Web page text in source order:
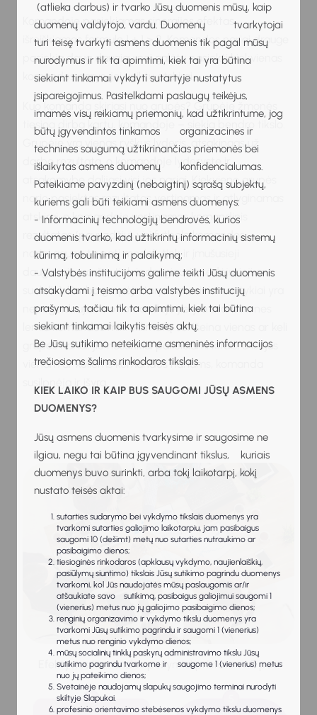
(atlieka darbus) ir tvarko Jūsų duomenis mūsų, kaip
duomenų valdytojo, vardu. Duomenų tvarkytojai
turi teisę tvarkyti asmens duomenis tik pagal mūsų
nurodymus ir tik ta apimtimi, kiek tai yra būtina
siekiant tinkamai vykdyti sutartyje nustatytus
įsipareigojimus. Pasitelkdami paslaugų teikėjus,
imamės visų reikiamų priemonių, kad užtikrintume, jog
būtų įgyvendintos tinkamos organizacines ir
technines saugumą užtikrinančias priemonės bei
išlaikytas asmens duomenų konfidencialumas.
Pateikiame pavyzdinį (nebaigtinį) sąrašą subjektų,
kuriems gali būti teikiami asmens duomenys:
- Informacinių technologijų bendrovės, kurios
duomenis tvarko, kad užtikrintų informacinių sistemų
kūrimą, tobulinimą ir palaikymą;
- Valstybės institucijoms galime teikti Jūsų duomenis
atsakydami į teismo arba valstybės institucijų
prašymus, tačiau tik ta apimtimi, kiek tai būtina
siekiant tinkamai laikytis teisės aktų.
Be Jūsų sutikimo neteikiame asmeninės informacijos
trečiosioms šalims rinkodaros tikslais.
KIEK LAIKO IR KAIP BUS SAUGOMI JŪSŲ ASMENS
DUOMENYS?
Jūsų asmens duomenis tvarkysime ir saugosime ne
ilgiau, negu tai būtina įgyvendinant tikslus, kuriais
duomenys buvo surinkti, arba tokį laikotarpį, kokį
nustato teisės aktai:
sutarties sudarymo bei vykdymo tikslais duomenys yra
tvarkomi sutarties galiojimo laikotarpiu, jam pasibaigus
saugomi 10 (dešimt) metų nuo sutarties nutraukimo ar
pasibaigimo dienos;
tiesioginės rinkodaros (apklausų vykdymo, naujienlaiškių,
pasiūlymų siuntimo) tikslais Jūsų sutikimo pagrindu duomenys
tvarkomi, kol Jūs naudojatės mūsų paslaugomis ar/ir
atšaukiate savo sutikimą, pasibaigus galiojimui saugomi 1
(vienerius) metus nuo jų galiojimo pasibaigimo dienos;
renginių organizavimo ir vykdymo tikslu duomenys yra
tvarkomi Jūsų sutikimo pagrindu ir saugomi 1 (vienerius)
metus nuo renginio vykdymo dienos;
mūsų socialinių tinklų paskyrų administravimo tikslu Jūsų
sutikimo pagrindu tvarkome ir saugome 1 (vienerius) metus
nuo jų pateikimo dienos;
Svetainėje naudojamų slapukų saugojimo terminai nurodyti
skiltyje Slapukai.
profesinio orientavimo stebėsenos vykdymo tikslu duomenys
Komandoje pasiekiamas sinergijos efektas,
išreiškiamas formule 1 + 1 > 2. Komandos nariai drauge
pasiekia daug daugiau nei galėtų pasiekti kiekvienas
komandos narys, jei veiktų atskirai.
Kuo komanda skiriasi nuo grupės? Grupėje žmonės
tiesiog dirba kartu, komandoje – siekia bendro tikslo.
Grupėje yra vienas ryškus lyderis, atsakingas už
darbo rezultatą, o komandoje lyderyste ir
atsakomybe dalijasi visi jos nariai. Kiekvieno grupės
nario pasiektas rezultatas vertinamas ir atlyginamas
atskirai, o komandoje vertinamas komandinis
rezultatas (pavyzdžiui, visi futbolo komandos
nariai gauna tą patį medalį, tiek ir įmušusieji
daugiausia įvarčių, tiek ir daugiausia sėdėjusieji ant
suolelio). Darbo grupėje tarpasmeniniai santykiai yra
nepageidaujami, o komandoje jie yra svarbūs, nes
lemia komandos mikroklimatą. Jei išeina vienas ar keli
grupės nariai, jie nesunkiai pakeičiami kitais, o išėjus
vienam ar keliems komandos nariams, komanda
Efektyvios komandos požymiai pristatomi 2 pav.